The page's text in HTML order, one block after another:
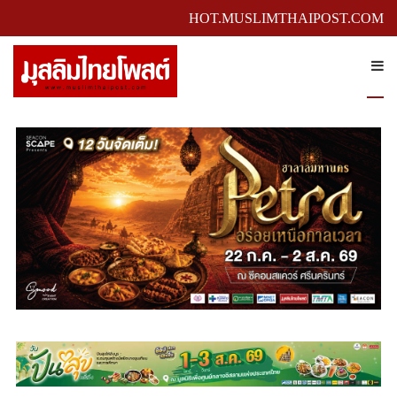
HOT.MUSLIMTHAIPOST.COM